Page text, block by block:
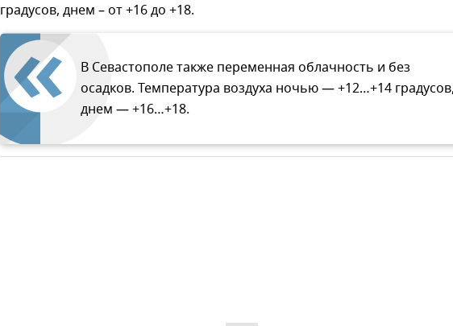
градусов, днем – от +16 до +18.
В Севастополе также переменная облачность и без
осадков. Температура воздуха ночью — +12…+14
днем — +16…+18.